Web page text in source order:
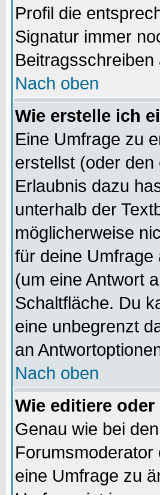
Profil die
Signatur immer
Beitragsschreiben
Nach oben
Wie erstelle ich
Eine Umfrage zu
erstellst (oder
Erlaubnis dazu
unterhalb der
möglicherweise
für deine Umfrage
(um eine Antwort
Schaltfläche. Du
eine unbegrenzt
an
Nach oben
Wie editiere
Genau wie bei
eine Umfrage zu